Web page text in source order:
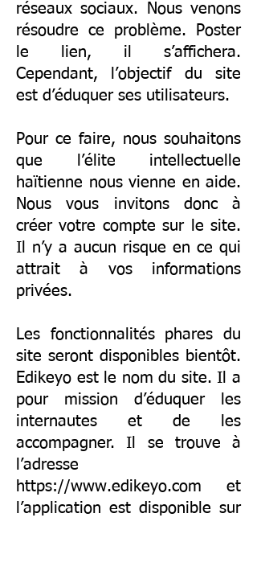
réseaux sociaux. Nous venons
résoudre ce problème. Poster
le lien, il s’affichera.
Cependant, l’objectif du site
est d’éduquer ses utilisateurs.
Pour ce faire, nous souhaitons
que l’élite intellectuelle
haïtienne nous vienne en aide.
Nous vous invitons donc à
créer votre compte sur le site.
Il n’y a aucun risque en ce qui
attrait à vos informations
privées.
Les fonctionnalités phares du
site seront disponibles bientôt.
Edikeyo est le nom du site. Il a
pour mission d’éduquer les
internautes et de les
accompagner. Il se trouve à
l’adresse
https://www.edikeyo.com et
l’application est disponible sur